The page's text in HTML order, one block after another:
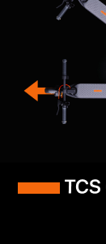
Apple Find
Da
Druge